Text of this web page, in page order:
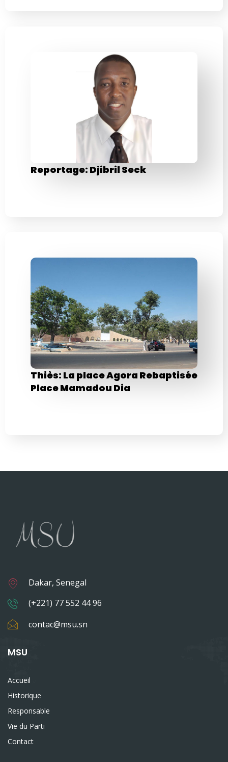
Reportage: Djibril Seck
Thiès: La place Agora Rebaptisée
Place Mamadou Dia
Dakar, Senegal
(+221) 77 552 44 96
contac@msu.sn
MSU
Accueil
Historique
Responsable
Vie du Parti
Contact